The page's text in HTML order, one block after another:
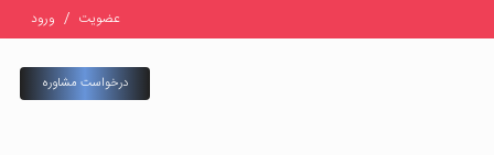
عضویت / ورود
درخواست مشاوره